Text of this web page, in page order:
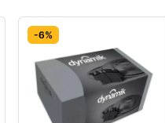
-6%